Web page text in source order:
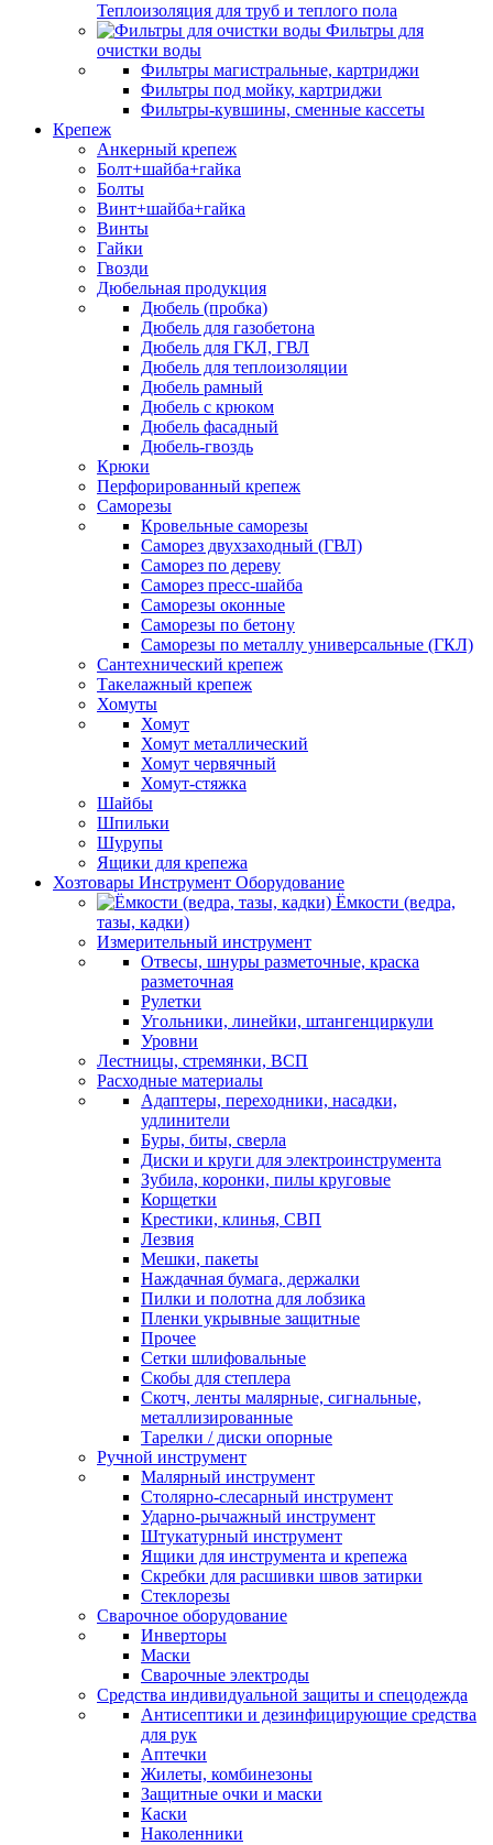
Теплоизоляция для труб и теплого пола
Фильтры для
очистки воды
Фильтры магистральные, картриджи
Фильтры под мойку, картриджи
Фильтры-кувшины, сменные кассеты
Крепеж
Анкерный крепеж
Болт+шайба+гайка
Болты
Винт+шайба+гайка
Винты
Гайки
Гвозди
Дюбельная продукция
Дюбель (пробка)
Дюбель для газобетона
Дюбель для ГКЛ, ГВЛ
Дюбель для теплоизоляции
Дюбель рамный
Дюбель с крюком
Дюбель фасадный
Дюбель-гвоздь
Крюки
Перфорированный крепеж
Саморезы
Кровельные саморезы
Саморез двухзаходный (ГВЛ)
Саморез по дереву
Саморез пресс-шайба
Саморезы оконные
Саморезы по бетону
Саморезы по металлу универсальные (ГКЛ)
Сантехнический крепеж
Такелажный крепеж
Хомуты
Хомут
Хомут металлический
Хомут червячный
Хомут-стяжка
Шайбы
Шпильки
Шурупы
Ящики для крепежа
Хозтовары Инструмент Оборудование
Ёмкости (ведра,
тазы, кадки)
Измерительный инструмент
Отвесы, шнуры разметочные, краска
разметочная
Рулетки
Угольники, линейки, штангенциркули
Уровни
Лестницы, стремянки, ВСП
Расходные материалы
Адаптеры, переходники, насадки,
удлинители
Буры, биты, сверла
Диски и круги для электроинструмента
Зубила, коронки, пилы круговые
Корщетки
Крестики, клинья, СВП
Лезвия
Мешки, пакеты
Наждачная бумага, держалки
Пилки и полотна для лобзика
Пленки укрывные защитные
Прочее
Сетки шлифовальные
Скобы для степлера
Скотч, ленты малярные, сигнальные,
металлизированные
Тарелки / диски опорные
Ручной инструмент
Малярный инструмент
Столярно-слесарный инструмент
Ударно-рычажный инструмент
Штукатурный инструмент
Ящики для инструмента и крепежа
Скребки для расшивки швов затирки
Стеклорезы
Сварочное оборудование
Инверторы
Маски
Сварочные электроды
Средства индивидуальной защиты и спецодежда
Антисептики и дезинфицирующие средства
для рук
Аптечки
Жилеты, комбинезоны
Защитные очки и маски
Каски
Наколенники